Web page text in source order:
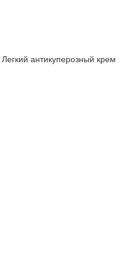
Легкий антикуперозный крем